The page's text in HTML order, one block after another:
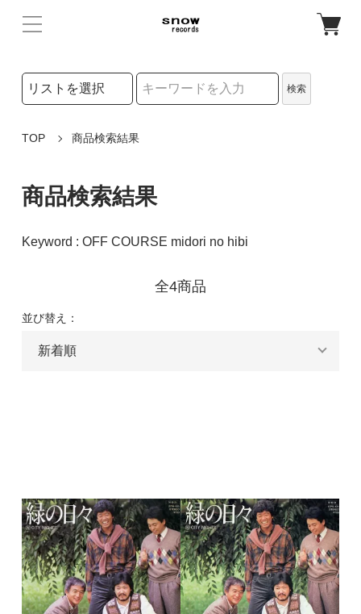
検索リストの選択
検索
TOP 商品検索結果
商品検索結果
Keyword : OFF COURSE midori no hibi
全4商品
並び替え：